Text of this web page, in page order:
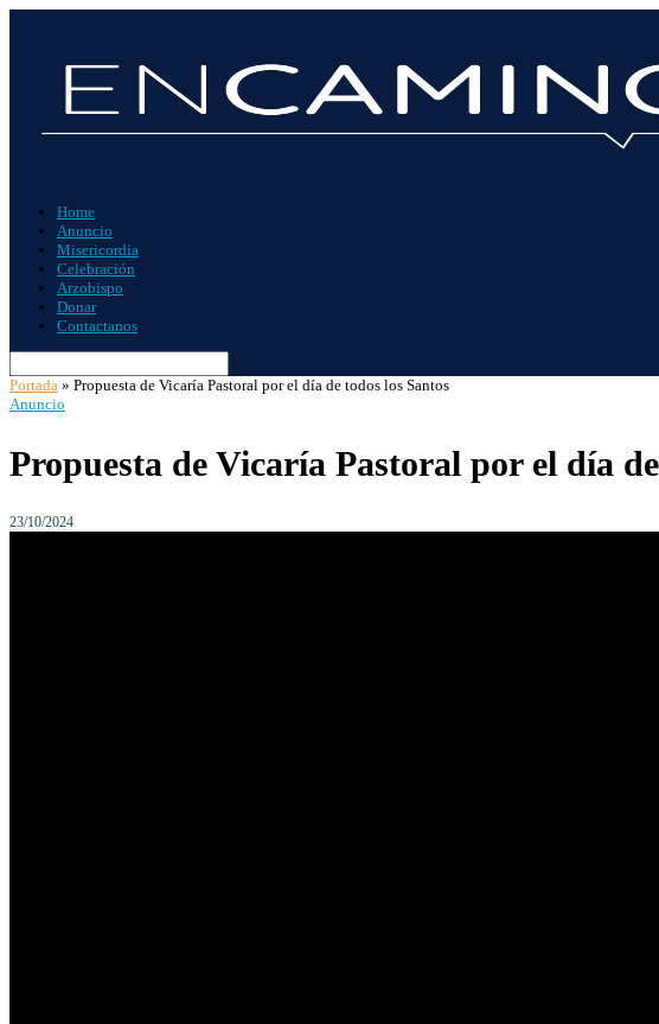
Home
Anuncio
Misericordia
Celebración
Arzobispo
Donar
Contactanos
Portada » Propuesta de Vicaría Pastoral por el día de todos los Santos
Anuncio
Propuesta de Vicaría Pastoral por el día
23/10/2024